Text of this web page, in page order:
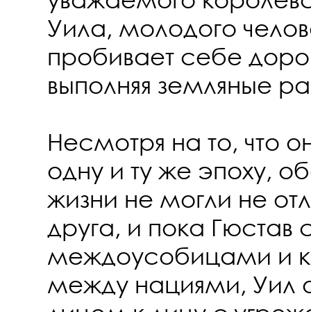
Уила, молодого
пробивает себе
выполняя земляные
Несмотря на то, что
одну и ту же эпоху,
жизни не могли не
друга, и пока Гюстав
междоусобицами и
между нациями, Уил